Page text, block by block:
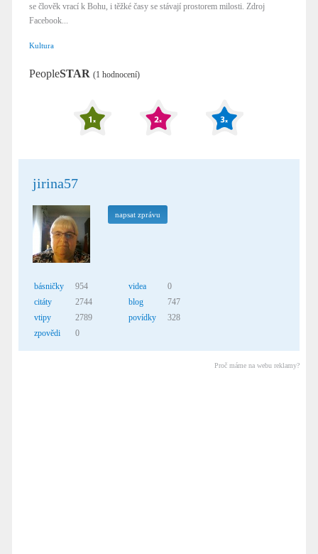
se člověk vrací k Bohu, i těžké časy se stávají prostorem milosti. Zdroj
Facebook...
Kultura
PeopleSTAR (1 hodnocení)
jirina57
napsat zprávu
básničky
954
citáty
2744
vtipy
2789
zpovědi
0
videa
0
blog
747
povídky
328
Proč máme na webu reklamy?